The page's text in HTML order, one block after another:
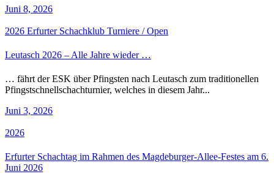
Juni 8, 2026
2026 Erfurter Schachklub Turniere / Open
Leutasch 2026 – Alle Jahre wieder …
… fährt der ESK über Pfingsten nach Leutasch zum traditionellen
Pfingstschnellschachturnier, welches in diesem Jahr...
Juni 3, 2026
2026
Erfurter Schachtag im Rahmen des Magdeburger-Allee-Festes am 6.
Juni 2026